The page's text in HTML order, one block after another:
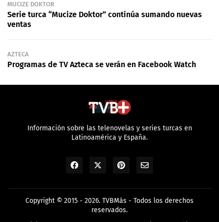
MUCIZE DOKTOR
Serie turca “Mucize Doktor” continúa sumando nuevas
ventas
AZTECA
Programas de TV Azteca se verán en Facebook Watch
Información sobre las telenovelas y series turcas en
Latinoamérica y España.
Copyright © 2015 - 2026. TVBMás - Todos los derechos
reservados.